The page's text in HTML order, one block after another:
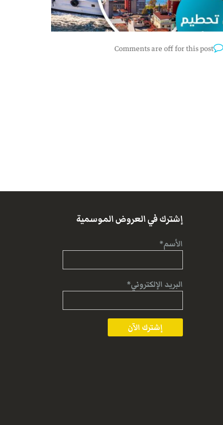
Comments are off for this post
إشترك في العروض الموسمية
الأسم*
البريد الإلكتروني*